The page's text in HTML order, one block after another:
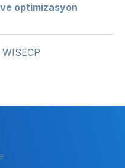
optimizasyon
WISECP